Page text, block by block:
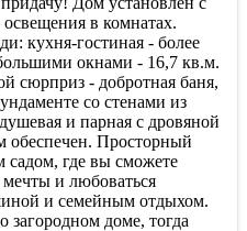
в комнатах.
кухня-гостиная - более
окнами - 16,7 кв.м.
сюрприз - добротная баня,
со стенами из
и парная с дровяной
обеспечен. Просторный
садом, где вы сможете
мечты и любоваться
и семейным отдыхом.
загородном доме, тогда